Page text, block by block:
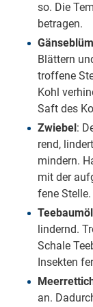
so. Die
be­tra­gen.
Blät­tern
trof­fe­ne
Kohl
Saft des
Zwie­bel:
rend,
min­dern.
mit der
fe­ne Stel­le.
Tee­bau­m­öl
lin­dernd.
Scha­le
In­sek­ten
an.